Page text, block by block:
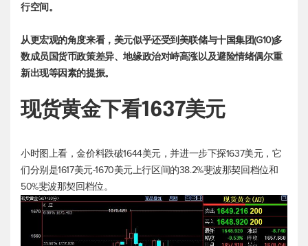
行空间。
从更宏观的角度来看，美元似乎还受到美联储与十国集团(G10)多
数成员国货币政策差异、地缘政治对峙高涨以及避险情绪偶尔重
新出现等因素的提振。
现货黄金下看1637美元
小时图上看，金价料跌破1644美元，并进一步下探1637美元，它
们分别是1617美元-1670美元上行区间的38.2%斐波那契回档位和
50%斐波那契回档位。